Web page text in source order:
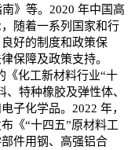
》等。2020 年中国高
随着一系列国家和行
好的制度和政策保
保障及政策支持。
《化工新材料行业“十
特种橡胶及弹性体、
子化学品。2022 年，
《“十四五”原材料工
件用钢、高强铝合